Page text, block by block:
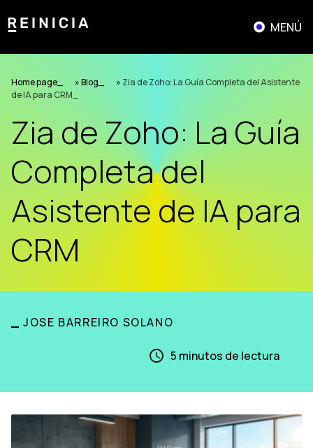
al
MENÚ
Home page »Blog » Zia de Zoho: La Guía Completa del Asistente
de IA para CRM
Zia de Zoho: La Guía
Completa del
Asistente de IA para
CRM
_JOSE BARREIRO SOLANO
5 minutos de lectura